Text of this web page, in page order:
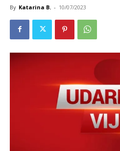
By Katarina B. - 10/07/2023